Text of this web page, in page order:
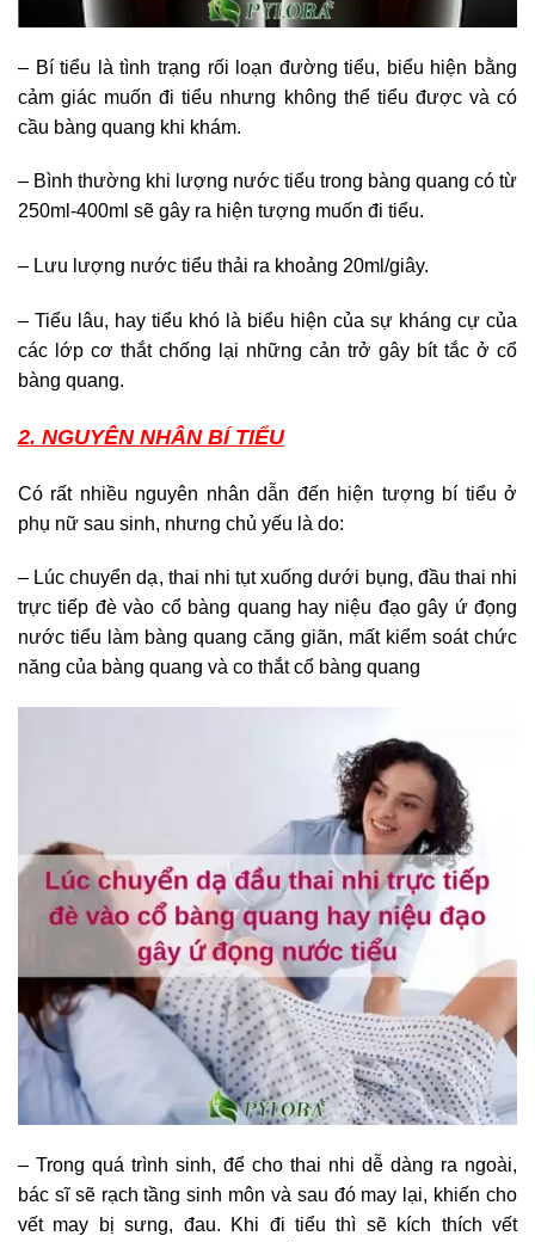
– Bí tiểu là tình trạng rối loạn đường tiểu, biểu hiện bằng
cảm giác muốn đi tiểu nhưng không thể tiểu được và có
cầu bàng quang khi khám.
– Bình thường khi lượng nước tiểu trong bàng quang có từ
250ml-400ml sẽ gây ra hiện tượng muốn đi tiểu.
– Lưu lượng nước tiểu thải ra khoảng 20ml/giây.
– Tiểu lâu, hay tiểu khó là biểu hiện của sự kháng cự của
các lớp cơ thắt chống lại những cản trở gây bít tắc ở cổ
bàng quang.
2. NGUYÊN NHÂN BÍ TIỂU
Có rất nhiều nguyên nhân dẫn đến hiện tượng bí tiểu ở
phụ nữ sau sinh, nhưng chủ yếu là do:
– Lúc chuyển dạ, thai nhi tụt xuống dưới bụng, đầu thai nhi
trực tiếp đè vào cổ bàng quang hay niệu đạo gây ứ đọng
nước tiểu làm bàng quang căng giãn, mất kiểm soát chức
năng của bàng quang và co thắt cổ bàng quang
– Trong quá trình sinh, để cho thai nhi dễ dàng ra ngoài,
bác sĩ sẽ rạch tầng sinh môn và sau đó may lại, khiến cho
vết may bị sưng, đau. Khi đi tiểu thì sẽ kích thích vết